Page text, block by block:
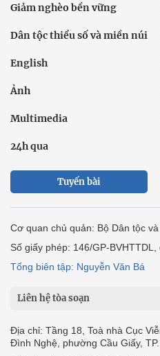
Giảm nghèo bền vững
Dân tộc thiểu số và miền núi
English
Ảnh
Multimedia
24h qua
Tuyến bài
Cơ quan chủ quản: Bộ Dân tộc
Số giấy phép: 146/GP-
Tổng biên tập: Nguyễn Văn Bá
Liên hệ tòa soạn
Địa chỉ: Tầng 18, Toà nhà Cục
Đình Nghệ, phường Cầu Giấy,